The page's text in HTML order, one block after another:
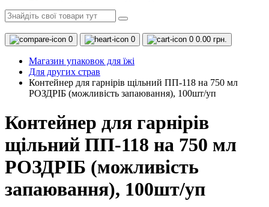
0 0 0 0.00 грн.
Магазин упаковок для їжі
Для других страв
Контейнер для гарнірів щільний ПП-118 на 750 мл
РОЗДРІБ (можливість запаювання), 100шт/уп
Контейнер для гарнірів
щільний ПП-118 на 750 мл
РОЗДРІБ (можливість
запаювання), 100шт/уп